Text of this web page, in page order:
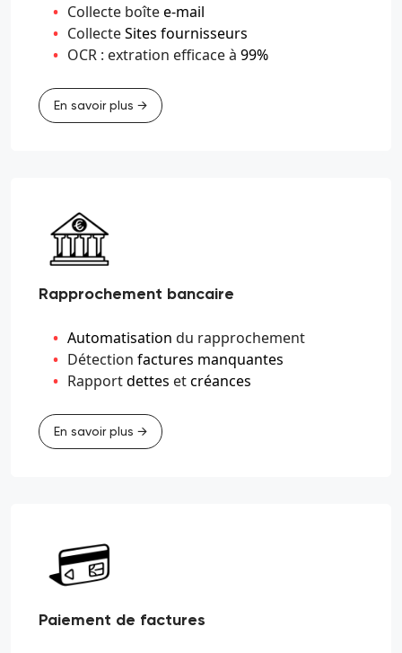
Collecte boîtee-mail
CollecteSites fournisseurs
OCR : extration efficace à 99%
En savoir plus →
Rapprochement bancaire
Automatisation du rapprochement
Détection factures manquantes
Rapportdettes etcréances
En savoir plus →
Paiement de factures